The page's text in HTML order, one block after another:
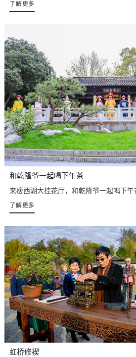
了解更多
和乾隆爷一起喝下午茶
来瘦西湖大桂花厅，和乾隆爷一起喝下午
了解更多
虹桥修褉